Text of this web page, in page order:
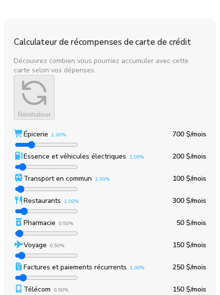
Calculateur de récompenses de carte de crédit
Découvrez combien vous pourriez accumuler avec cette
carte selon vos dépenses.
Réinitialiser
Épicerie 2,00% 700 $/mois
Essence et véhicules électriques 1,00% 200 $/mois
Transport en commun 1,00% 100 $/mois
Restaurants 1,00% 300 $/mois
Pharmacie 0,50% 50 $/mois
Voyage 0,50% 150 $/mois
Factures et paiements récurrents 1,00% 250 $/mois
Télécom 0,50% 150 $/mois